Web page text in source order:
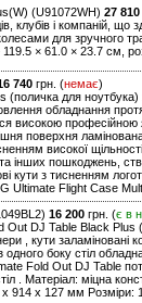
(U91072WH) 27 810
клубів і компаній,
для зручного
× 61.0 × 23.7 см,
740 грн. (немає)
для ноутбука)
обладнання
високою
поверхня
високої
інших пошкоджень,
кути з тисненням
Ultimate Flight Case
16 200 грн. (є в
Out DJ Table Black
, кути заламіновані
боку стіл
Fold Out DJ Table
. Матеріал: міцна
x 914 x 127 мм